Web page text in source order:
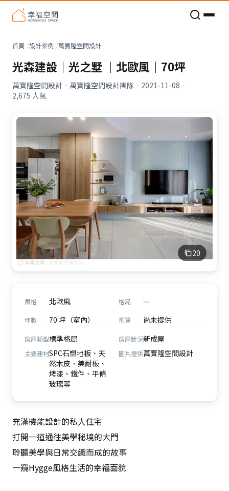
首頁 設計案例 萬寶隆空間設計
光森建設｜光之墅 ｜北歐風｜70坪
萬寶隆空間設計 · 萬寶隆空間設計團隊 · 2021-11-08 ·
2,675 人氣
20
風格 北歐風 格局 —
坪數 70 坪（室內） 預算 尚未提供
房屋類型標準格局 房屋狀況新成屋
主要建材SPC石塑地板、天
然木皮、美耐板、
烤漆、鐵件、平條
玻璃等
圖片提供萬寶隆空間設計
充滿機能設計的私人住宅
打開一道通往美學秘境的大門
聆聽美學與日常交織而成的故事
一窺Hygge風格生活的幸福面貌